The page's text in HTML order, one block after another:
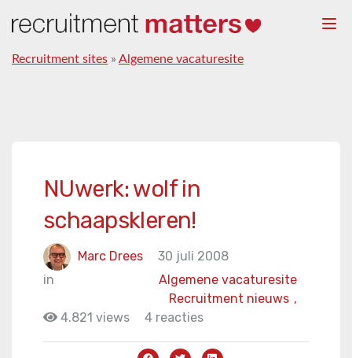
Recruitment sites » Algemene vacaturesite
NUwerk: wolf in
schaapskleren!
Marc Drees
30 juli 2008
in
Algemene vacaturesite
Recruitment nieuws ,
4.821 views
4 reacties